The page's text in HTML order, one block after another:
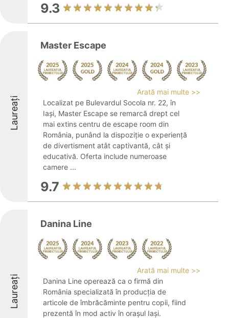
9.3
Laureați
Master Escape
Arată mai multe >>
Localizat pe Bulevardul Socola nr. 22, în
Iași, Master Escape se remarcă drept cel
mai extins centru de escape room din
România, punând la dispoziție o experiență
de divertisment atât captivantă, cât și
educativă. Oferta include numeroase
camere ...
9.7
Laureați
Danina Line
Arată mai multe >>
Danina Line operează ca o firmă din
România specializată în producția de
articole de îmbrăcăminte pentru copii, fiind
prezentă în mod activ în orașul Iași.